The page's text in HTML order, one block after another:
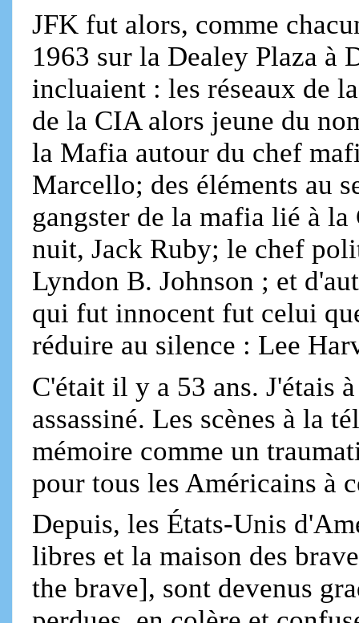
JFK fut alors, comme
1963 sur la Dealey Plaza à
incluaient : les réseaux de
de la CIA alors jeune du
la Mafia autour du chef
Marcello; des éléments au
gangster de la mafia lié à
nuit, Jack Ruby; le chef
Lyndon B. Johnson ; et
qui fut innocent fut celui
réduire au silence : Lee
C'était il y a 53 ans. J'étais
assassiné. Les scènes à la
mémoire comme un
pour tous les Américains à
Depuis, les États-Unis
libres et la maison des
the brave], sont devenus